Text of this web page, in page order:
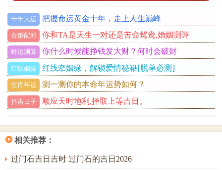
四月己巳，己土食神透出，巳火羊刃为根；火土炎燥达于极
点，若无水解，则性情急躁，心火旺盛，巳中庚金财星受克
严重，主父亲健康需格外留心，或家庭财务易因突发之事耗
损，然此月生人若时辰带壬、癸、亥、子，构成「水火既
济」，则聪敏过人魄力十足，反成开拓之才。于母缘，食神
高透，与母亲关系亲密，母亲多为付出型，但自身健康亦因
火土燥而需调养脾胃。
合），波澜暗藏；午火为丁火之禄，庚金正财虚浮受克，财
来财去之象明显。此月生者，物质欲望强，然求财辛苦，早
年易为钱财奔波；午未合土，比肩结党，父母须注意其人际
十年大运 把握命运黄金十年，走上人生巅峰
合婚配对 你和TA是天生一对还是苦命鸳鸯,婚姻测评
财运测算 你什么时候能挣钱发大财？何时会破财
红线姻缘 红线牵姻缘，解锁爱情秘籍⌈脱单必测⌋
生肖年运 测一测你的本命年运势如何？
择吉日子 顺应天时地利,择取上等吉日。
❂ 相关推荐：
过门石吉日吉时 过门石的吉日2026